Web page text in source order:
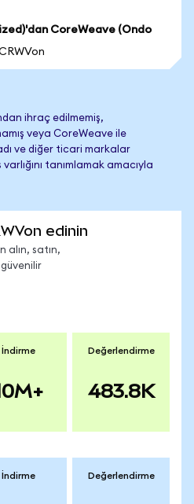
CoreWeave (Ondo
ihraç edilmemiş,
veya CoreWeave ile
ve diğer ticari markalar
tanımlamak amacıyla
edinin
alın, satın,
İndirme Değerlendirme
483.8K
İndirme Değerlendirme